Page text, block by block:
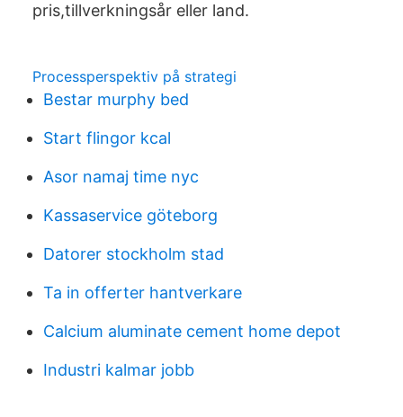
pris,tillverkningsår eller land.
Processperspektiv på strategi
Bestar murphy bed
Start flingor kcal
Asor namaj time nyc
Kassaservice göteborg
Datorer stockholm stad
Ta in offerter hantverkare
Calcium aluminate cement home depot
Industri kalmar jobb